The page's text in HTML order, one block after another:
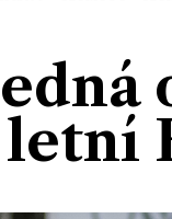
letní